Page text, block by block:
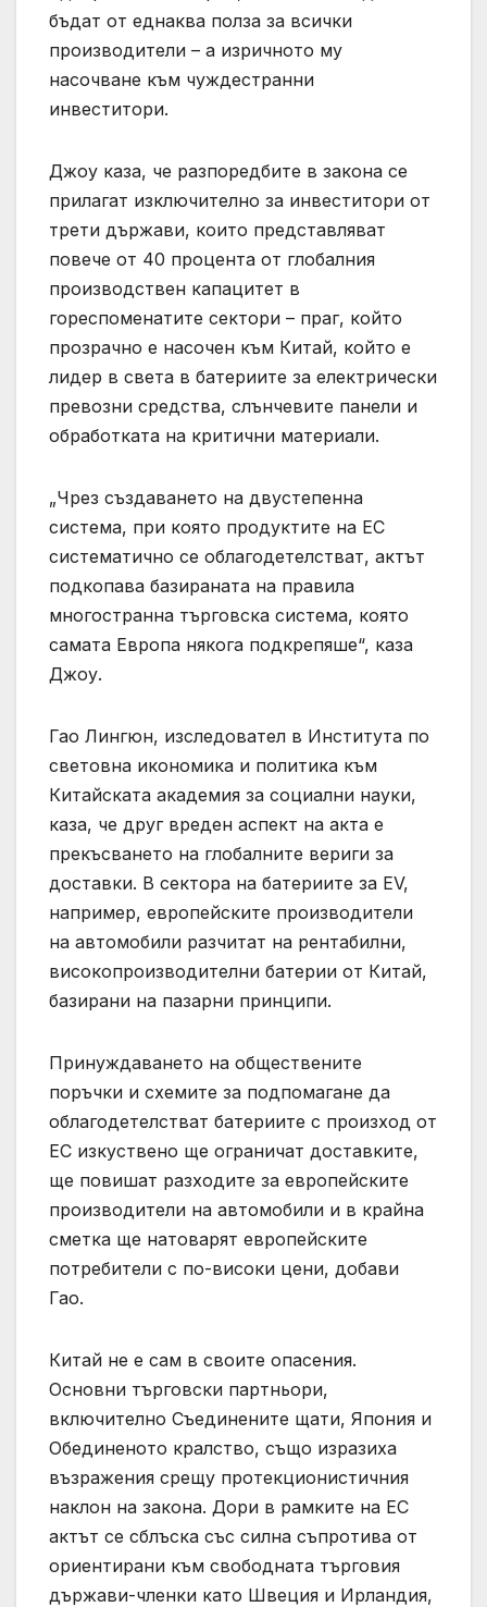
бъдат от еднаква полза за всички
производители – а изричното му
насочване към чуждестранни
инвеститори.
Джоу каза, че разпоредбите в закона се
прилагат изключително за инвеститори от
трети държави, които представляват
повече от 40 процента от глобалния
производствен капацитет в
гореспоменатите сектори – праг, който
прозрачно е насочен към Китай, който е
лидер в света в батериите за електрически
превозни средства, слънчевите панели и
обработката на критични материали.
„Чрез създаването на двустепенна
система, при която продуктите на ЕС
систематично се облагодетелстват, актът
подкопава базираната на правила
многостранна търговска система, която
самата Европа някога подкрепяше“, каза
Джоу.
Гао Лингюн, изследовател в Института по
световна икономика и политика към
Китайската академия за социални науки,
каза, че друг вреден аспект на акта е
прекъсването на глобалните вериги за
доставки. В сектора на батериите за EV,
например, европейските производители
на автомобили разчитат на рентабилни,
високопроизводителни батерии от Китай,
базирани на пазарни принципи.
Принуждаването на обществените
поръчки и схемите за подпомагане да
облагодетелстват батериите с произход от
ЕС изкуствено ще ограничат доставките,
ще повишат разходите за европейските
производители на автомобили и в крайна
сметка ще натоварят европейските
потребители с по-високи цени, добави
Гао.
Китай не е сам в своите опасения.
Основни търговски партньори,
включително Съединените щати, Япония и
Обединеното кралство, също изразиха
възражения срещу протекционистичния
наклон на закона. Дори в рамките на ЕС
актът се сблъска със силна съпротива от
ориентирани към свободната търговия
държави-членки като Швеция и Ирландия,